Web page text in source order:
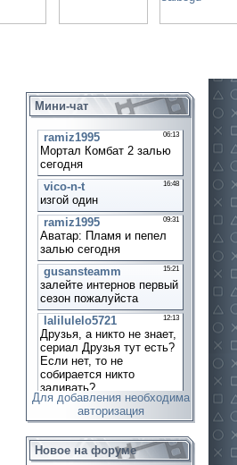
Мини-чат
Для добавления необходима
авторизация
Новое на форуме